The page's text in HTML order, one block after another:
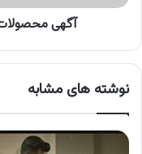
آگهی
نوشته های مشابه